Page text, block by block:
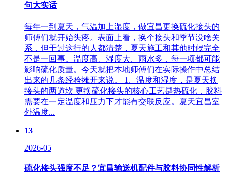
句大实话
每年一到夏天，气温加上湿度，做宜昌更换硫化接头的
师傅们就开始头疼。表面上看，换个接头和季节没啥关
系，但干过这行的人都清楚，夏天施工和其他时候完全
不是一回事。温度高、湿度大、雨水多，每一项都可能
影响硫化质量。今天就把本地师傅们在实际操作中总结
出来的几条经验摊开来说。 1、温度和湿度，是夏天换
接头的两道坎 更换硫化接头的核心工艺是热硫化，胶料
需要在一定温度和压力下才能有交联反应。夏天宜昌室
外温度...
13
2026-05
硫化接头强度不足？宜昌输送机配件与胶料协同性解析